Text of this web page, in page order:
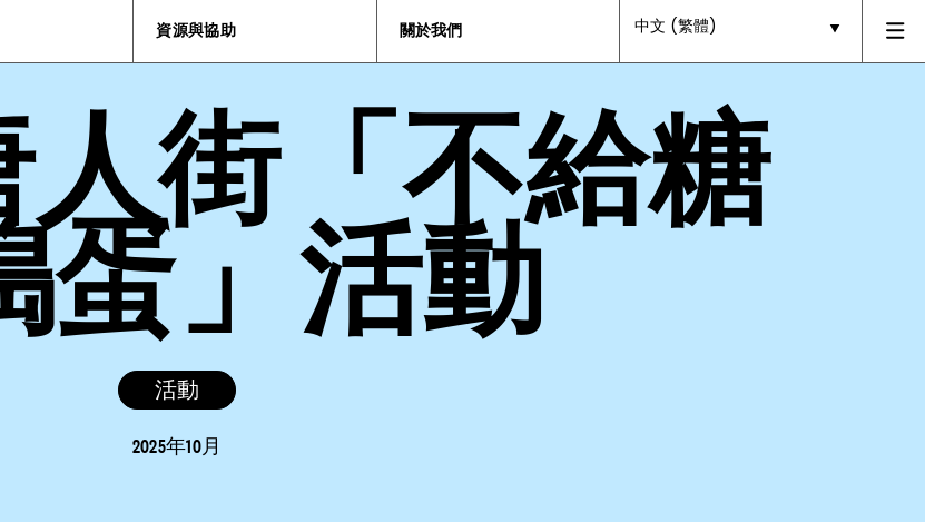
資源與協助 關於我們 中文 (繁體)
人街「不給糖
蛋」活動
活動
2025年10月